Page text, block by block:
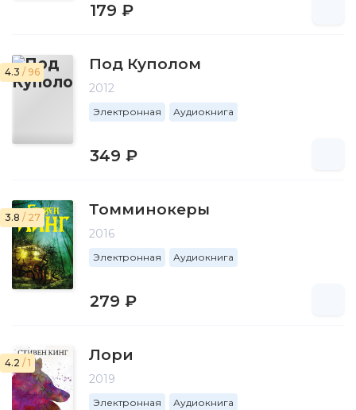
179 ₽
4.3 / 96 Под Куполом
2012
Электронная Аудиокнига
349 ₽
3.8 / 27 Томминокеры
2016
Электронная Аудиокнига
279 ₽
4.2 / 1 Лори
2019
Электронная Аудиокнига